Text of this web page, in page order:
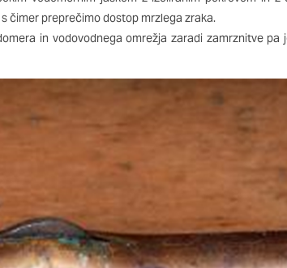
čimer preprečimo dostop mrzlega zraka.
in vodovodnega omrežja zaradi zamrznitve pa
obrazcev. Na voljo imate nastavitev, da
nekateri deli spletnega mesta ne bodo
prometa, da lahko merimo in izboljšamo
katera mesta so najbolj in najmanj
po spletnem mestu. Podatki, ki jih
zavrnete, ne bomo vedeli, kdaj ste
partnerji. Partnerska oglaševalska